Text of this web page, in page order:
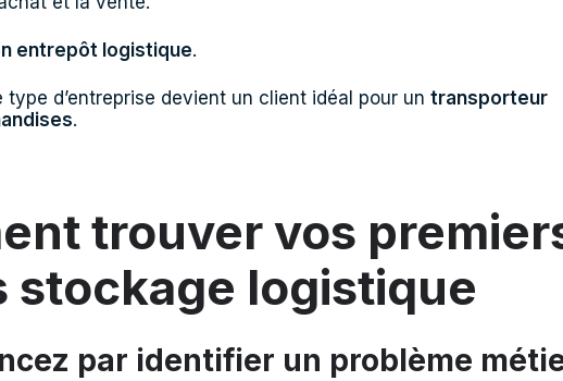
entrepôt logistique.
type d’entreprise devient un client idéal pour untransporteur
.
trouver vos
stockage logistique
par identifier un problème